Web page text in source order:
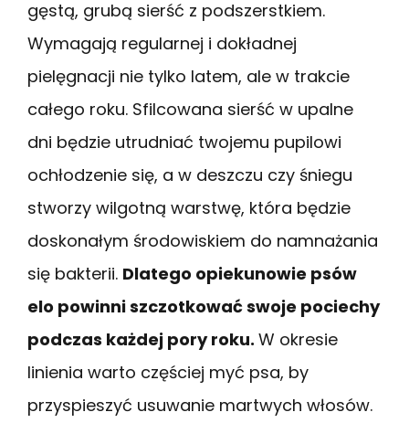
gęstą, grubą sierść z podszerstkiem.
Wymagają regularnej i dokładnej
pielęgnacji nie tylko latem, ale w trakcie
całego roku. Sfilcowana sierść w upalne
dni będzie utrudniać twojemu pupilowi
ochłodzenie się, a w deszczu czy śniegu
stworzy wilgotną warstwę, która będzie
doskonałym środowiskiem do namnażania
się bakterii. Dlatego opiekunowie psów
elo powinni szczotkować swoje pociechy
podczas każdej pory roku. W okresie
linienia warto częściej myć psa, by
przyspieszyć usuwanie martwych włosów.